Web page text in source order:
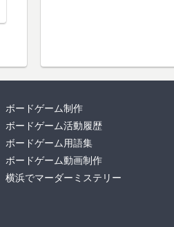
ボードゲーム制作
ボードゲーム活動履歴
ボードゲーム用語集
ボードゲーム動画制作
横浜でマーダーミステリー